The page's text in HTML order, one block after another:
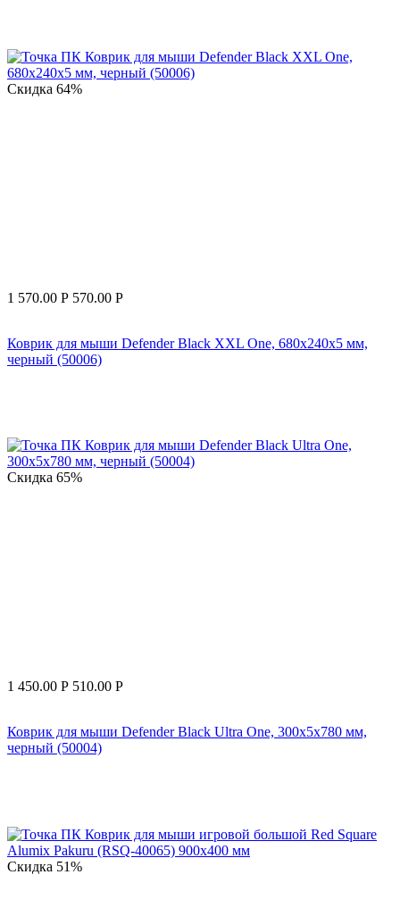
Скидка 64%
1 570.00 Р 570.00 Р
Коврик для мыши Defender Black XXL One, 680х240х5 мм,
черный (50006)
Скидка 65%
1 450.00 Р 510.00 Р
Коврик для мыши Defender Black Ultra One, 300x5x780 мм,
черный (50004)
Скидка 51%